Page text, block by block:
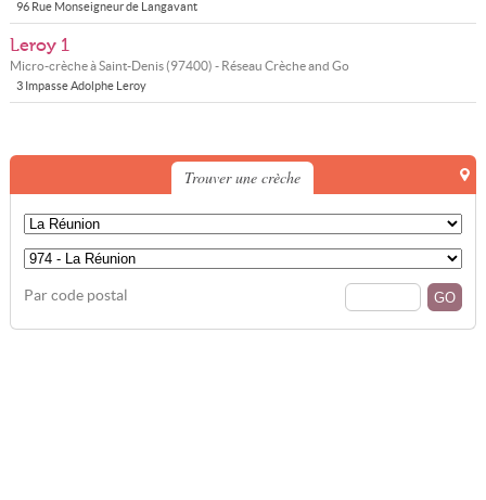
96 Rue Monseigneur de Langavant
Leroy 1
Micro-crèche àSaint-Denis(97400) - Réseau Crèche and Go
3 Impasse Adolphe Leroy
Trouver une crèche
Par code postal